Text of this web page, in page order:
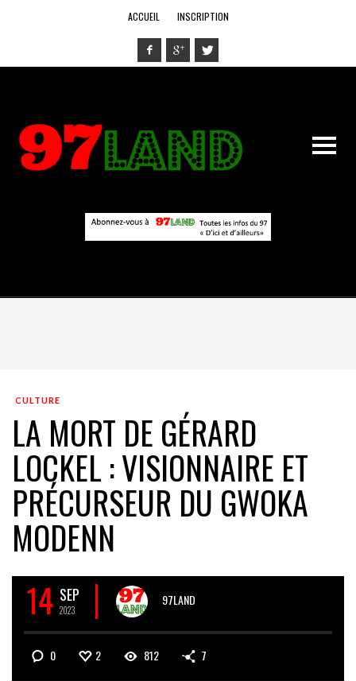
ACCUEIL INSCRIPTION
CULTURE
LA MORT DE GÉRARD
LOCKEL : VISIONNAIRE ET
PRÉCURSEUR DU GWOKA
MODENN
14 SEP
2023
97LAND
0 2 812 7